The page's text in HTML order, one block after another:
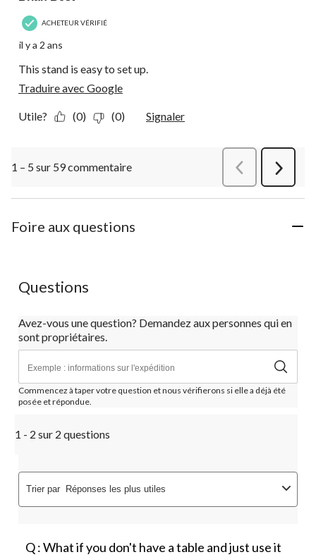
ACHETEUR VÉRIFIÉ
il y a 2 ans
This stand is easy to set up.
Traduire avec Google
Utile? (0) (0) Signaler
1 – 5 sur 59 commentaire
Suivant
Foire aux questions
Questions
Avez-vous une question? Demandez aux personnes qui en
sont propriétaires.
Commencez à taper votre question et nous vérifierons si elle a déjà été
posée et répondue.
1 - 2 sur 2 questions
Trier par Réponses les plus utiles
Q : What if you don't have a table and just use it